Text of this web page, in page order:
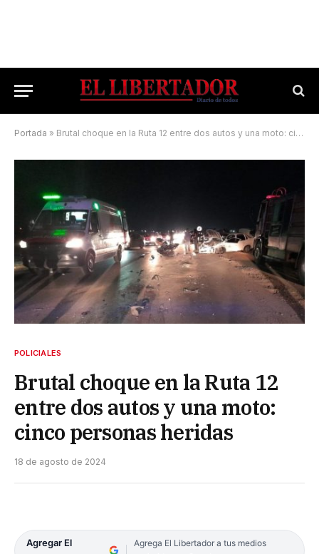
Portada » Brutal choque en la Ruta 12 entre dos autos y una moto: cinco personas heridas
POLICIALES
Brutal choque en la Ruta 12
entre dos autos y una moto:
cinco personas heridas
18 de agosto de 2024
Agregar El
Agrega El Libertador a tus medios